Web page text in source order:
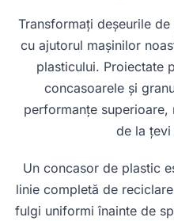
Transformați deșeurile
cu ajutorul mașinilor
plasticului. Proiectate
concasoarele și
performanțe
de la
Un concasor de plastic
linie completă de
fulgi uniformi înainte de